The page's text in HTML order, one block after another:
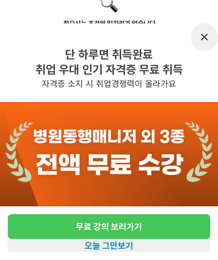
찾으시는 조건의 일자리가 없습니다
반경 3KM 이내의 일자리 확인하기
단 하루면 취득완료
취업 우대 인기 자격증 무료 취득
자격증 소지 시 취업경쟁력이 올라가요
무료 강의 보러가기
오늘 그만보기